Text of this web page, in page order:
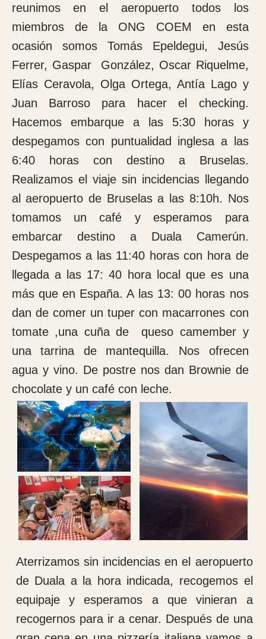
Bueno, seguimos con el cuaderno de
bitácora. Por fin llegamos al destino,
menudo dolor de cuello y de espaldas con el
que he llegado, pero nada más bajarme del
coche se me ha quitado todo al ver el
digno de ver. El enclave tiene unas vistas
preciosas y ya empiezas a notar una
sensación de satisfacción al pensar el
trabajo que vas a realizar.
Nada más colocar las cosas de la maleta se
hospital. Había ingresados 18 pacientes de
los cuales diez de ellos serían para operar
en esta semana que vamos a estar aquí. Se
organizó el parte quirúrgico para el día
siguiente.
A parte de los quirófanos programados para
el lunes también hay curas de pacientes
ingresados y pacientes ambulantes y algún
que otro yeso a realizar.
Después hemos comido a las 15:30 horas
arroz y pollo, comida hecha por las monjas
de la comunidad y hemos tenido toda la
tarde de descanso para poder compartir
opiniones con todos los compañeros. A esta
a dormir y descansar. Mañana empieza la
maratón de pacientes. Buenas noches.